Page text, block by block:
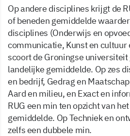
Op andere disciplines krijgt de
of beneden gemiddelde
disciplines (Onderwijs en
communicatie, Kunst en cultuur
scoort de Groningse
landelijke gemiddelde. Op zes
en bedrijf, Gedrag en
Aard en milieu, en Exact en
RUG een min ten opzicht van
gemiddelde. Op Techniek en
zelfs een dubbele min.